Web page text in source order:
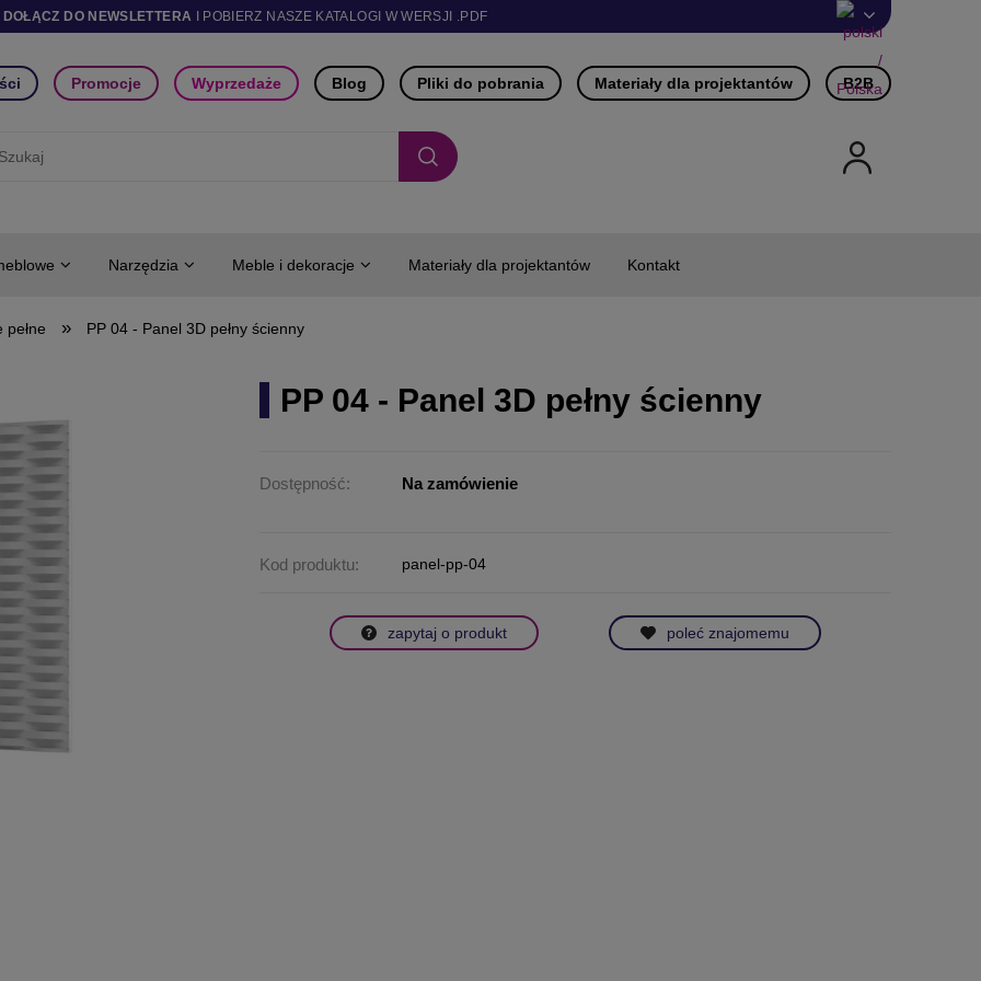
DOŁĄCZ DO NEWSLETTERA I POBIERZ NASZE KATALOGI W WERSJI .PDF
Promocje Wyprzedaże Blog Pliki do pobrania Materiały dla projektantów B2B
Narzędzia Meble i dekoracje Materiały dla projektantów Kontakt
pełne » PP 04 - Panel 3D pełny ścienny
PP 04 - Panel 3D pełny ścienny
Dostępność: Na zamówienie
Kod produktu: panel-pp-04
zapytaj o produkt poleć znajomemu